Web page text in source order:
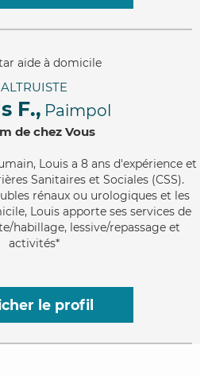
ALTRUISTE
F., Paimpol
de chez Vous
Louis a 8 ans d'expérience et
Sanitaires et Sociales (CSS).
rénaux ou urologiques et les
Louis apporte ses services de
habillage, lessive/repassage et
activités*
le profil